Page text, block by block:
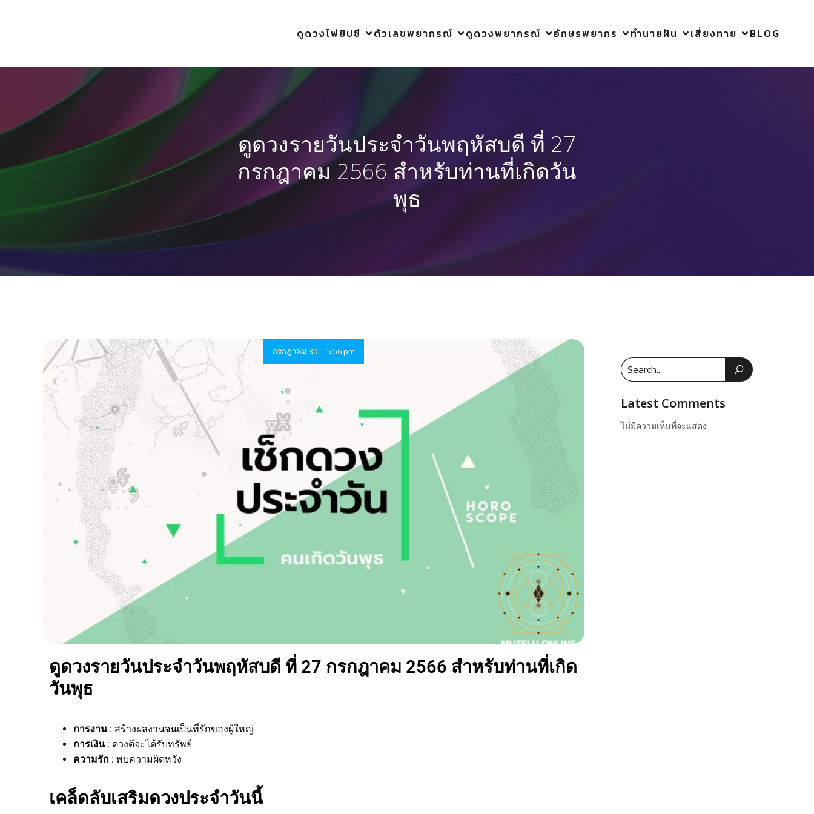
ดูดวงไพ่ยิปซี ตัวเลขพยากรณ์ ดูดวงพยากรณ์ อักษรพยากร ทำนายฝัน เสี่ยงทาย BLOG
ดูดวงรายวันประจำวันพฤหัสบดี ที่ 27
กรกฎาคม 2566 สำหรับท่านที่เกิดวัน
พุธ
กรกฎาคม 30 - 5:56 pm
ดูดวงรายวันประจำวันพฤหัสบดี ที่ 27 กรกฎาคม 2566 สำหรับท่านที่เกิด
วันพุธ
การงาน : สร้างผลงานจนเป็นที่รักของผู้ใหญ่
การเงิน : ดวงดีจะได้รับทรัพย์
ความรัก : พบความผิดหวัง
เคล็ดลับเสริมดวงประจำวันนี้
Latest Comments
ไม่มีความเห็นที่จะแสดง